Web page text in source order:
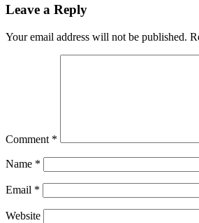
Leave a Reply
Your email address will not be published.
Comment *
Name *
Email *
Website